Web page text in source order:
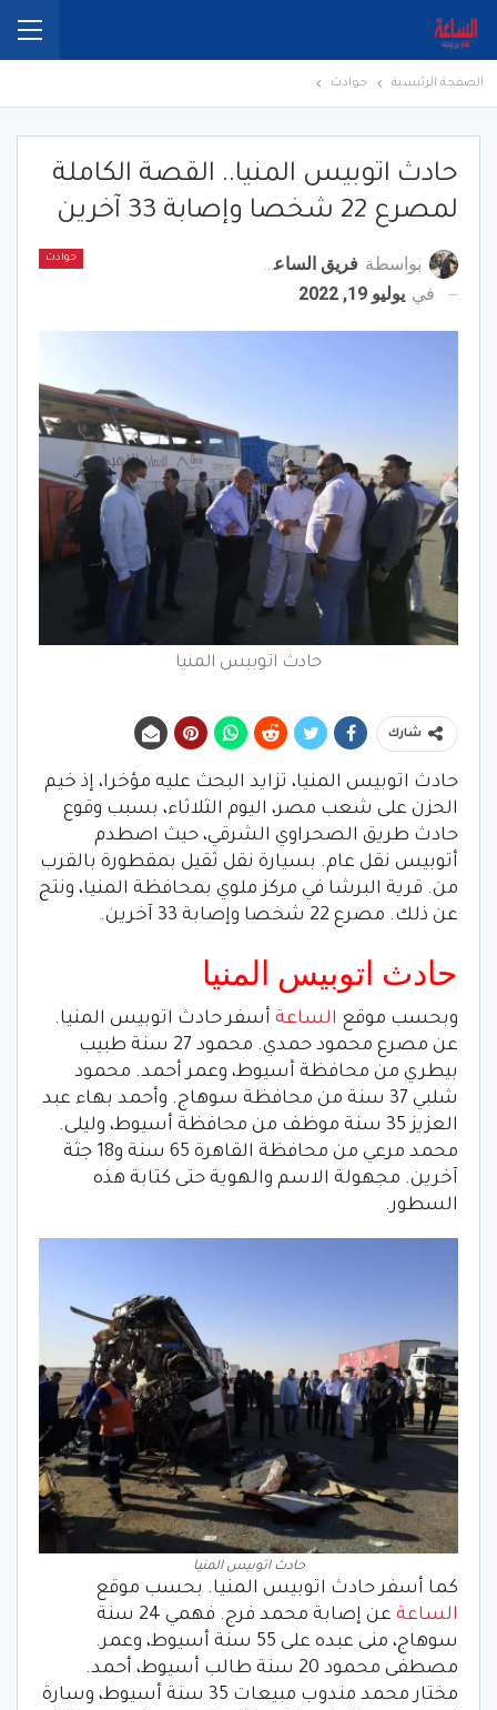
الصفحة الرئيسية حوادث
حادث اتوبيس المنيا.. القصة الكاملة
لمصرع 22 شخصا وإصابة 33 آخرين
حوادث بواسطة فريق الساعة برس
في يوليو 19, 2022
حادث اتوبيس المنيا
شارك
حادث اتوبيس المنيا، تزايد البحث عليه مؤخرا، إذ خيم
الحزن على شعب مصر، اليوم الثلاثاء، بسبب وقوع
حادث طريق الصحراوي الشرقي، حيث اصطدم
أتوبيس نقل عام. بسيارة نقل ثقيل بمقطورة بالقرب
من. قرية البرشا في مركز ملوي بمحافظة المنيا، ونتج
عن ذلك. مصرع 22 شخصا وإصابة 33 آخرين.
حادث اتوبيس المنيا
وبحسب موقع الساعة أسفر حادث اتوبيس المنيا.
عن مصرع محمود حمدي. محمود 27 سنة طبيب
بيطري من محافظة أسيوط، وعمر أحمد. محمود
شلبي 37 سنة من محافظة سوهاج. وأحمد بهاء عبد
العزيز 35 سنة موظف من محافظة أسيوط، وليلى.
محمد مرعي من محافظة القاهرة 65 سنة و18 جثة
آخرين. مجهولة الاسم والهوية حتى كتابة هذه
السطور.
حادث اتوبيس المنيا
كما أسفر حادث اتوبيس المنيا. بحسب موقع
الساعة
عن إصابة محمد فرج. فهمي 24 سنة
سوهاج، منى عبده على 55 سنة أسيوط، وعمر.
مصطفى محمود 20 سنة طالب أسيوط، أحمد.
مختار محمد مندوب مبيعات 35 سنة أسيوط، وسارة